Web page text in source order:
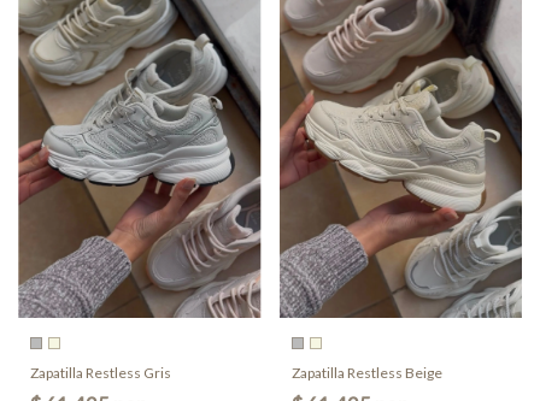
Zapatilla Restless Gris Zapatilla Restless Beige